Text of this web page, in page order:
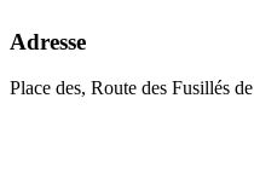
Adresse
Place des, Route des Fusillés